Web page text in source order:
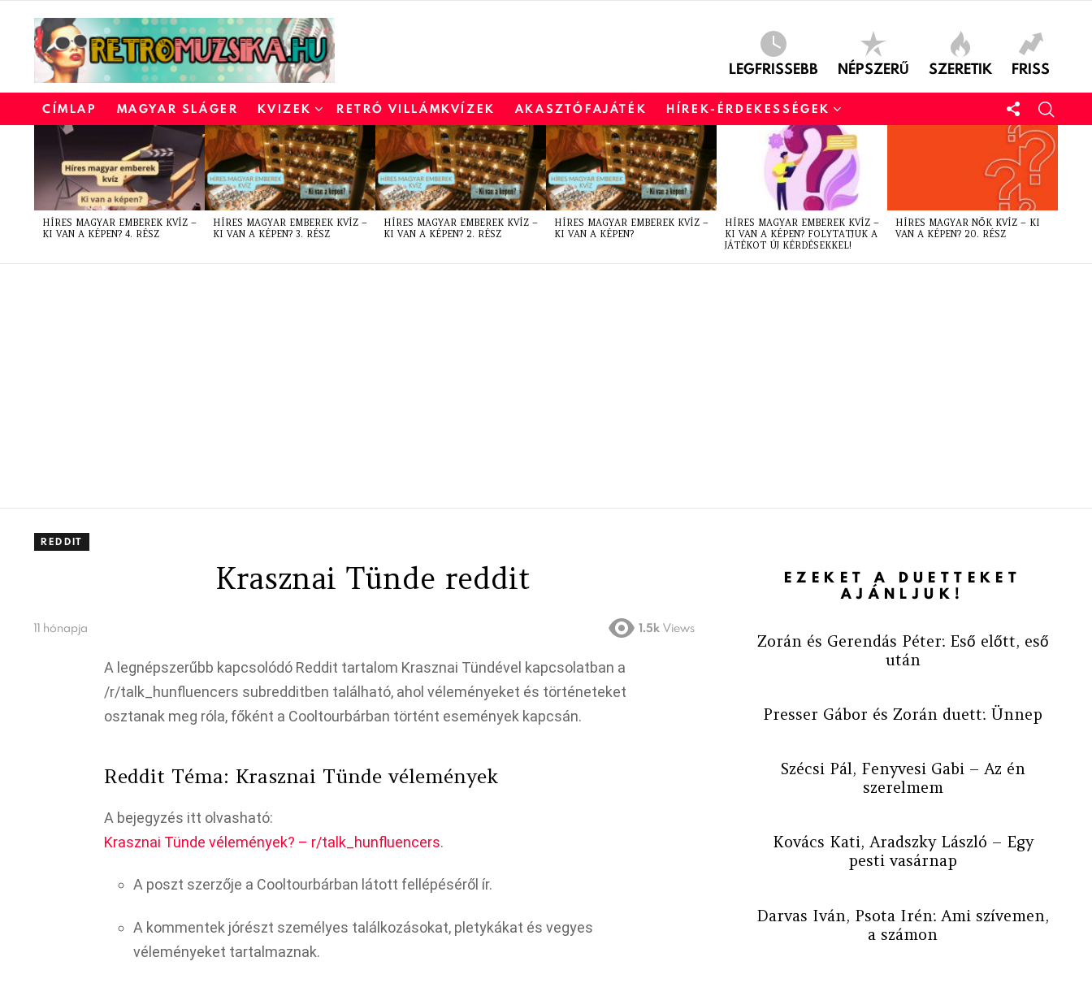
LEGFRISSEBB NÉPSZERŰ SZERETIK FRISS
CÍMLAP MAGYAR SLÁGER KVIZEK RETRÓ VILLÁMKVÍZEK AKASZTÓFAJÁTÉK HÍREK-ÉRDEKESSÉGEK
LATEST
STORIES
HÍRES MAGYAR EMBEREK KVÍZ –
KI VAN A KÉPEN? 4. RÉSZ
HÍRES MAGYAR EMBEREK KVÍZ –
KI VAN A KÉPEN? 3. RÉSZ
HÍRES MAGYAR EMBEREK KVÍZ –
KI VAN A KÉPEN? 2. RÉSZ
HÍRES MAGYAR EMBEREK KVÍZ –
KI VAN A KÉPEN?
HÍRES MAGYAR EMBEREK KVÍZ –
KI VAN A KÉPEN? FOLYTATJUK A
JÁTÉKOT ÚJ KÉRDÉSEKKEL!
HÍRES MAGYAR NŐK KVÍZ – KI
VAN A KÉPEN? 20. RÉSZ
REDDIT
Krasznai Tünde reddit
11 hónapja 1.5k Views
A legnépszerűbb kapcsolódó Reddit tartalom Krasznai Tündével kapcsolatban a
/r/talk_hunfluencers subredditben található, ahol véleményeket és történeteket
osztanak meg róla, főként a Cooltourbárban történt események kapcsán.
Reddit Téma: Krasznai Tünde vélemények
A bejegyzés itt olvasható:
Krasznai Tünde vélemények? – r/talk_hunfluencers.
A poszt szerzője a Cooltourbárban látott fellépéséről ír.
A kommentek jórészt személyes találkozásokat, pletykákat és vegyes
véleményeket tartalmaznak.
EZEKET A DUETTEKET
AJÁNLJUK!
Zorán és Gerendás Péter: Eső előtt, eső
után
Presser Gábor és Zorán duett: Ünnep
Szécsi Pál, Fenyvesi Gabi – Az én
szerelmem
Kovács Kati, Aradszky László – Egy
pesti vasárnap
Darvas Iván, Psota Irén: Ami szívemen,
a számon